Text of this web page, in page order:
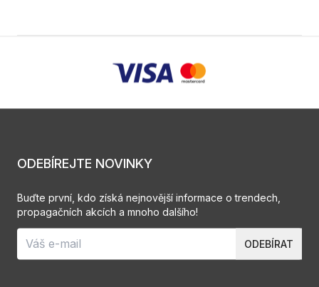
ODEBÍREJTE NOVINKY
Buďte první, kdo získá nejnovější informace o trendech,
propagačních akcích a mnoho dalšího!
ODEBÍRAT